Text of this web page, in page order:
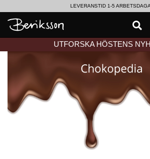
LEVERANSTID 1-5
UTFORSKA HÖSTENS